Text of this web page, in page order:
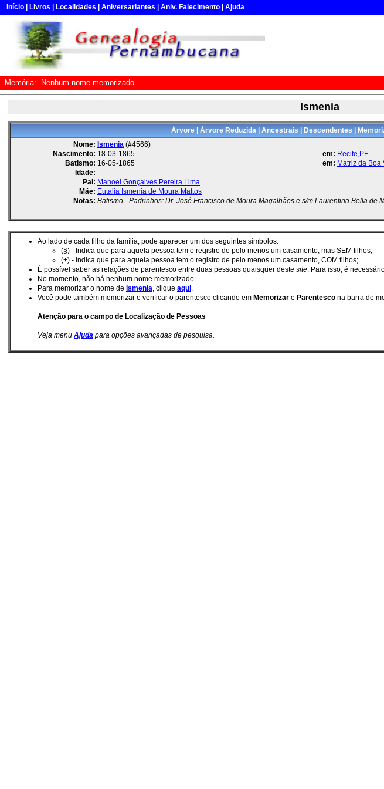
Início Livros Localidades Aniversariantes Aniv. Falecimento Ajuda
Memória: Nenhum nome memorizado.
Ismenia
Árvore| Árvore Reduzida| Ancestrais Descendentes
Nome: Ismenia (#4566)
Nascimento: 18-03-1865 em: Recife,PE
Batismo: 16-05-1865 em: Matriz da Boa
Idade:
Pai: Manoel Gonçalves Pereira Lima
Mãe: Eutalia Ismenia de Moura Mattos
Notas: Batismo - Padrinhos: Dr. José Francisco de Moura Magalhães e s/m Laurentina Bella de
Ao lado de cada filho da família, pode aparecer um dos seguintes símbolos:
(§) - Indica que para aquela pessoa tem o registro de pelo menos um casamento, mas SEM filhos;
(+) - Indica que para aquela pessoa tem o registro de pelo menos um casamento, COM filhos;
É possí­vel saber as relações de parentesco entre duas pessoas quaisquer deste site. Para isso, é
No momento, não há nenhum nome memorizado.
Para memorizar o nome de Ismenia, clique aqui.
Você pode também memorizar e verificar o parentesco clicando em Memorizar e Parentesco na barra de
Atenção para o campo de Localização de Pessoas
Veja menu Ajuda para opções avançadas de pesquisa.